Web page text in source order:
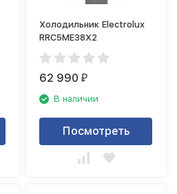
Холодильник Electrolux
RRC5ME38X2
62 990₽
В наличии
Посмотреть